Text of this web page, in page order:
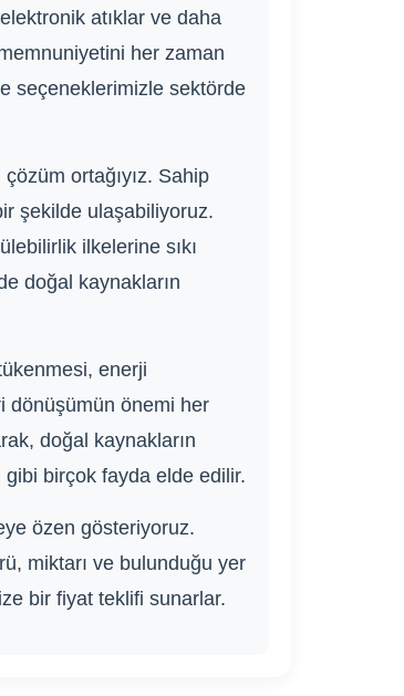
atıklar ve daha
her zaman
seçeneklerimizle sektörde
ortağıyız. Sahip
şekilde ulaşabiliyoruz.
ilkelerine sıkı
doğal kaynakların
enerji
dönüşümün önemi her
doğal kaynakların
gibi birçok fayda elde edilir.
özen gösteriyoruz.
miktarı ve bulunduğu yer
bir fiyat teklifi sunarlar.